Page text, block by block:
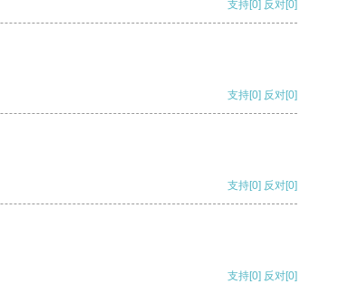
支持[0] 反对[0]
支持[0] 反对[0]
支持[0] 反对[0]
支持[0] 反对[0]